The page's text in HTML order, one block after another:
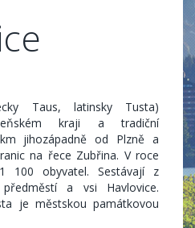
Taus, latinsky Tusta)
kraji a tradiční
jihozápadně od Plzně a
na řece Zubřina. V roce
100 obyvatel. Sestávají z
a vsi Havlovice.
je městskou památkovou